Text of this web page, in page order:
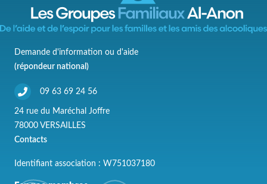
Demande d'information ou d'aide
(répondeur national)
09 63 69 24 56
24 rue du Maréchal Joffre
78000 VERSAILLES
Contacts
Identifiant association : W751037180